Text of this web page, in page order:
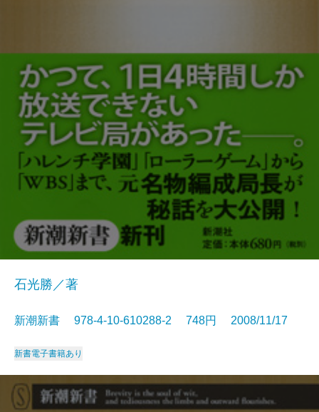
石光勝／著
新潮新書 978-4-10-610288-2 748円 2008/11/17
新書電子書籍あり